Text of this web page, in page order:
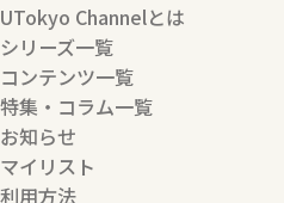
UTokyo Channelとは
シリーズ一覧
コンテンツ一覧
特集・コラム一覧
お知らせ
マイリスト
利用方法